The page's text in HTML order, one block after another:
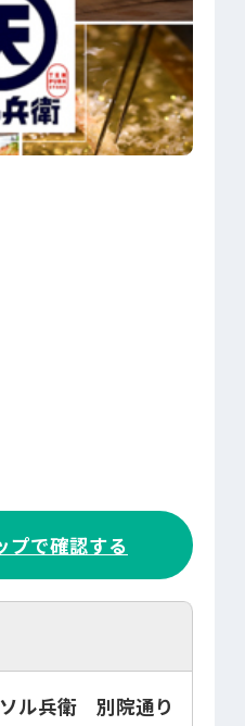
プで確認する
ル兵衛 別院通り